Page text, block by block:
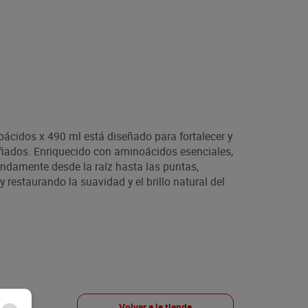
x 490 ml está diseñado para fortalecer y
Enriquecido con aminoácidos esenciales,
desde la raíz hasta las puntas,
restaurando la suavidad y el brillo natural del